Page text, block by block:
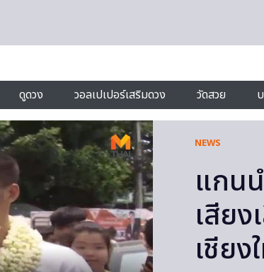
ดูดวง วอลเปเปอร์เสริมดวง วัดสวย
NEWS
แกน
เสีย
เชียง